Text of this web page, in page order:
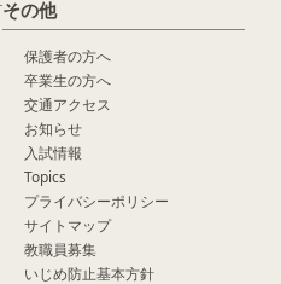
その他
保護者の方へ
卒業生の方へ
交通アクセス
お知らせ
入試情報
Topics
プライバシーポリシー
サイトマップ
教職員募集
いじめ防止基本方針